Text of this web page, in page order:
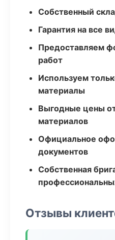
Собственный
Гарантия на все
Предоставляем
работ
Используем
материалы
Выгодные цены
материалов
Официальное
документов
Собственная
Отзывы